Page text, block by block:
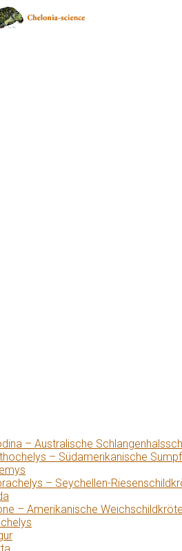
– Australische
– Südamerikanische
– Seychellen-
– Amerikanische